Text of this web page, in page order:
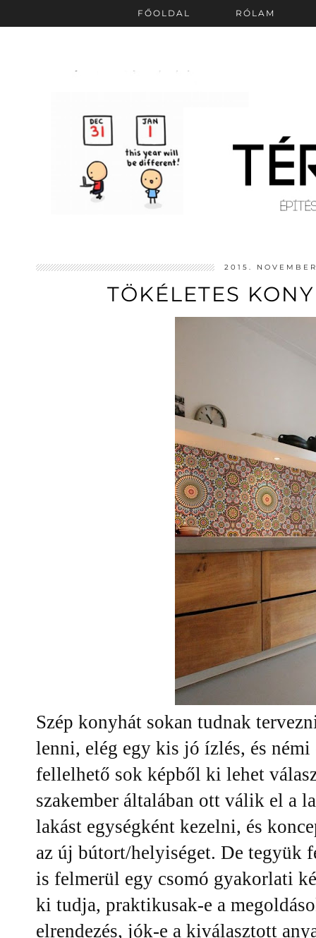
FŐOLDAL RÓLAM
2015.
TÖKÉLETES
Szép konyhát sokan tudnak
lenni, elég egy kis jó ízlés, és
fellelhető sok képből ki lehet
szakember általában ott válik el a
lakást egységként kezelni, és
az új bútort/helyiséget. De tegyük
is felmerül egy csomó gyakorlati
ki tudja, praktikusak-e a
elrendezés, jók-e a kiválasztott